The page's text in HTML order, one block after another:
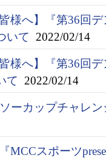
様へ】『第36回
いて 2022/02/14
様へ】『第36回
て 2022/02/14
ソーカップチャレ
MCCスポーツ